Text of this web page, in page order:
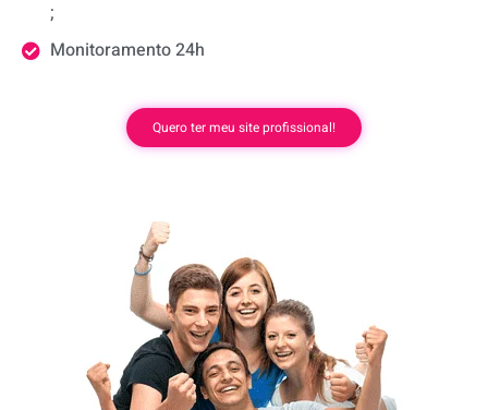
;
Monitoramento 24h
Quero ter meu site profissional!